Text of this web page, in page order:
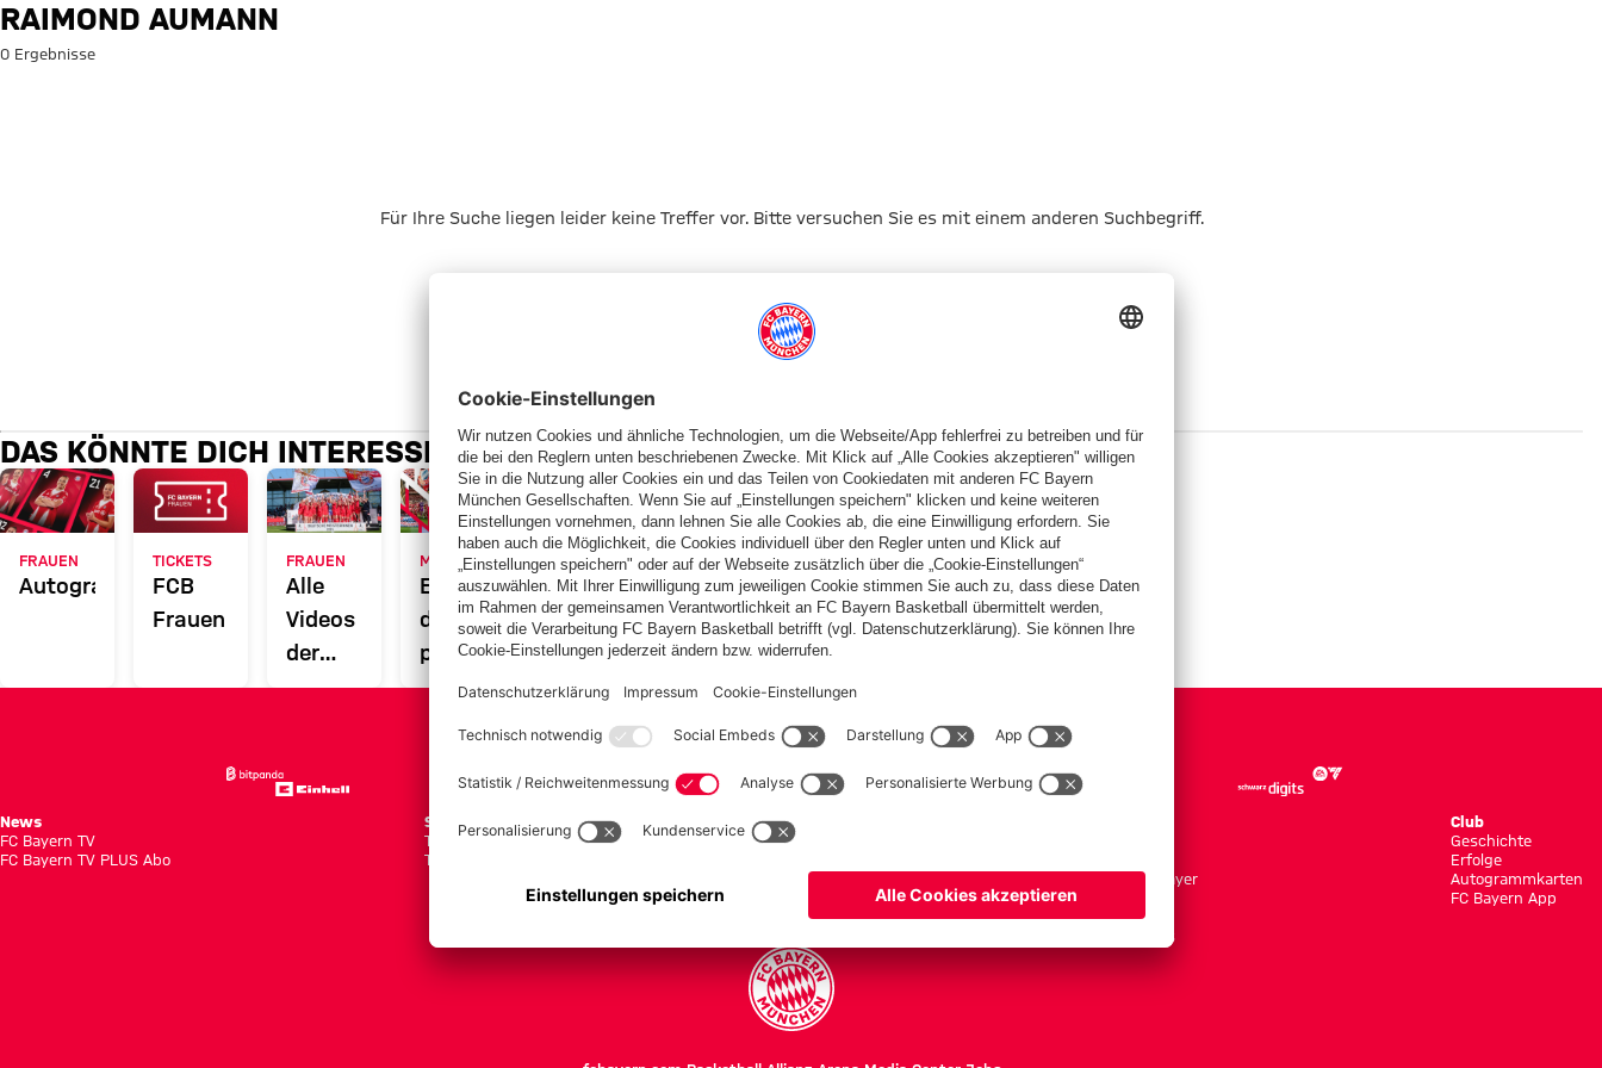
Suche: Raimond Aumann
RAIMOND AUMANN
0 Ergebnisse
Für Ihre Suche liegen leider keine Treffer vor. Bitte versuchen Sie es mit einem anderen Suchbegriff.
DAS KÖNNTE DICH INTERESSIEREN
FRAUEN
Autogrammkarten
TICKETS
FCB
Frauen
FRAUEN
Alle
Videos
der
Frauenteams
MYFCBAYERN
Entdecke
deinen
persönlichen
Fanbereich
PARTNER
News
FC Bayern TV
FC Bayern TV PLUS Abo
Spiele
Tabellen
Tickets
Teams
Frauen
Herren Teams
Shop by Player
Sale
Accessoires
Club
Geschichte
Erfolge
Autogrammkarten
FC Bayern App